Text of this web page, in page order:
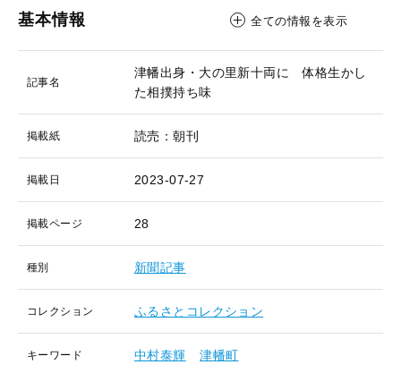
基本情報 全ての情報を表示
記事名
津幡出身・大の里新十両に 体格生かし
た相撲持ち味
掲載紙 読売：朝刊
掲載日 2023-07-27
掲載ページ 28
種別 新聞記事
コレクション ふるさとコレクション
キーワード 中村泰輝 津幡町